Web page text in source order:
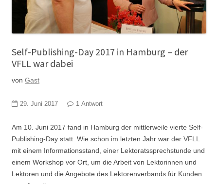
Self-Publishing-Day 2017 in Hamburg – der
VFLL war dabei
von Gast
29. Juni 2017 1 Antwort
Am 10. Juni 2017 fand in Hamburg der mittlerweile vierte Self-
Publishing-Day statt. Wie schon im letzten Jahr war der VFLL
mit einem Informationsstand, einer Lektoratssprechstunde und
einem Workshop vor Ort, um die Arbeit von Lektorinnen und
Lektoren und die Angebote des Lektorenverbands für Kunden